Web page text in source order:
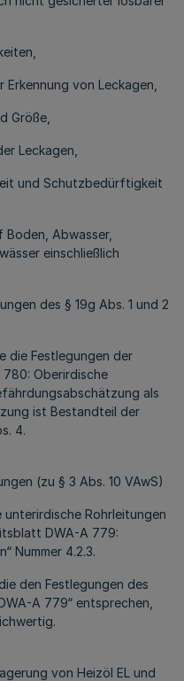
von Leckagen,
Größe,
Leckagen,
und Schutzbedürftigkeit
Boden, Abwasser,
einschließlich
des § 19g Abs. 1 und 2
die Festlegungen der
Oberirdische
als
ist Bestandteil der
4.
(zu § 3 Abs. 10 VAwS)
Rohrleitungen
DWA-A 779:
Nummer 4.2.3.
den Festlegungen des
A 779“ entsprechen,
von Heizöl EL und